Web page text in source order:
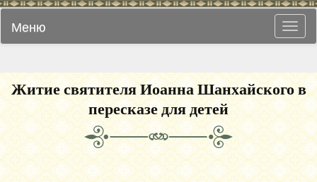
Меню
Житие святителя Иоанна Шанхайского в
пересказе для детей